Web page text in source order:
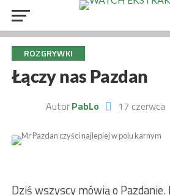
ROZGRYWKI
Łączy nas Pazdan
AutorPabLo 17 czerwca
Dziś wszyscy mówią o